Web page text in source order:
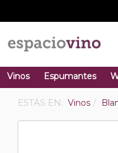
Vinos Espumantes
ESTÁS EN: Vinos